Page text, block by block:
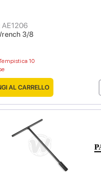
3/8
AE1206
10
AL CARRELLO